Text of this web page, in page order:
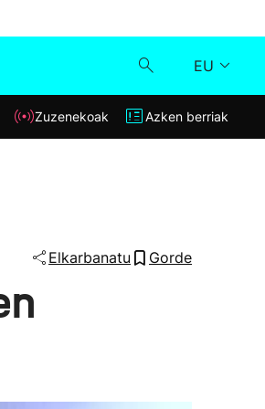
EU
Klisk
Zuzenekoak Azken berriak
Elkarbanatu Gorde